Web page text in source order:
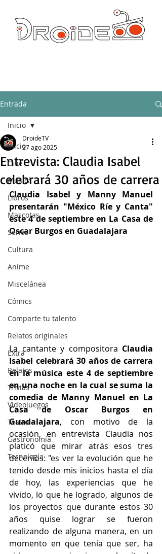
Entrada
Inicio
Cine
Música
Libros
Mascotas
Series
Cultura
Anime
Miscelánea
Cómics
Comparte tu talento
Relatos originales
Extra
Relatos
Trivias
Videojuegos
Teatro
Gastronomía
Tecnología
Inicio
Entrevista: Claudia Isabel
celebrará 30 años de carrera
DroideTV
27 ago 2025
Claudia Isabel y Manny Manuel
presentarán "México Ríe y Canta"
este 4 de septiembre en La Casa de
Oscar Burgos en Guadalajara
La cantante y compositora Claudia
Isabel celebrará 30 años de carrera
en la música este 4 de septiembre
en una noche en la cual se suma la
comedia de Manny Manuel en La
Casa de Oscar Burgos en
Guadalajara, con motivo de la
ocasión, en entrevista Claudia nos
platicó que mirar atrás esos tres
decenios: "es ver la evolución que he
tenido desde mis inicios hasta el día
de hoy, las experiencias que he
vivido, lo que he logrado, algunos de
los proyectos que durante estos 30
años quise lograr se fueron
realizando de alguna manera, en un
momento en que tenía que ser, ha